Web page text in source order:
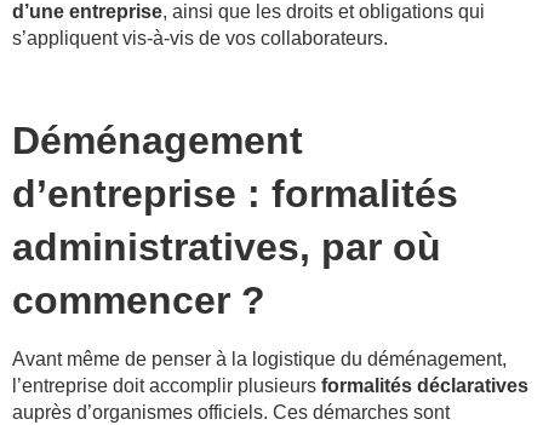
d’une entreprise, ainsi que les droits et obligations qui
s’appliquent vis-à-vis de vos collaborateurs.
Déménagement
d’entreprise : formalités
administratives, par où
commencer ?
Avant même de penser à la logistique du déménagement,
l’entreprise doit accomplir plusieurs formalités déclaratives
auprès d’organismes officiels. Ces démarches sont